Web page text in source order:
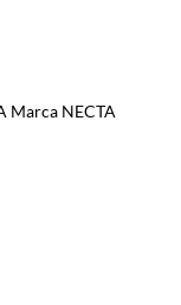
Marca NECTA